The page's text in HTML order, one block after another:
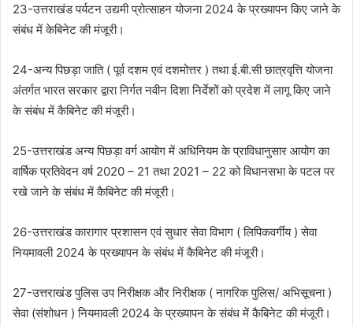
23-उत्तराखंड पर्यटन उद्यमी प्रोत्साहन योजना 2024 के प्रख्यापन किए जाने के
संबंध में केबिनेट की मंजूरी।
24-अन्य पिछड़ा जाति ( पूर्व दशम एवं दशमोत्तर ) तथा ई.बी.सी छात्रवृत्ति योजना
अंतर्गत भारत सरकार द्वारा निर्गत नवीन दिशा निर्देशों को प्रदेश में लागू किए जाने
के संबंध में कैबिनेट की मंजूरी।
25-उत्तराखंड अन्य पिछड़ा वर्ग आयोग में अधिनियम के प्राविधानुसार आयोग का
वार्षिक प्रतिवेदन वर्ष 2020 – 21 तथा 2021 – 22 को विधानसभा के पटल पर
रखे जाने के संबंध में कैबिनेट की मंजूरी।
26-उत्तराखंड कारागार प्रशासन एवं सुधार सेवा विभाग ( लिपिकवर्गीय ) सेवा
नियमावली 2024 के प्रख्यापन के संबंध में कैबिनेट की मंजूरी।
27-उत्तराखंड पुलिस उप निरीक्षक और निरीक्षक ( नागरिक पुलिस/ अभिसूचना )
सेवा (संशोधन ) नियमावली 2024 के प्रख्यापन के संबंध में कैबिनेट की मंजूरी।